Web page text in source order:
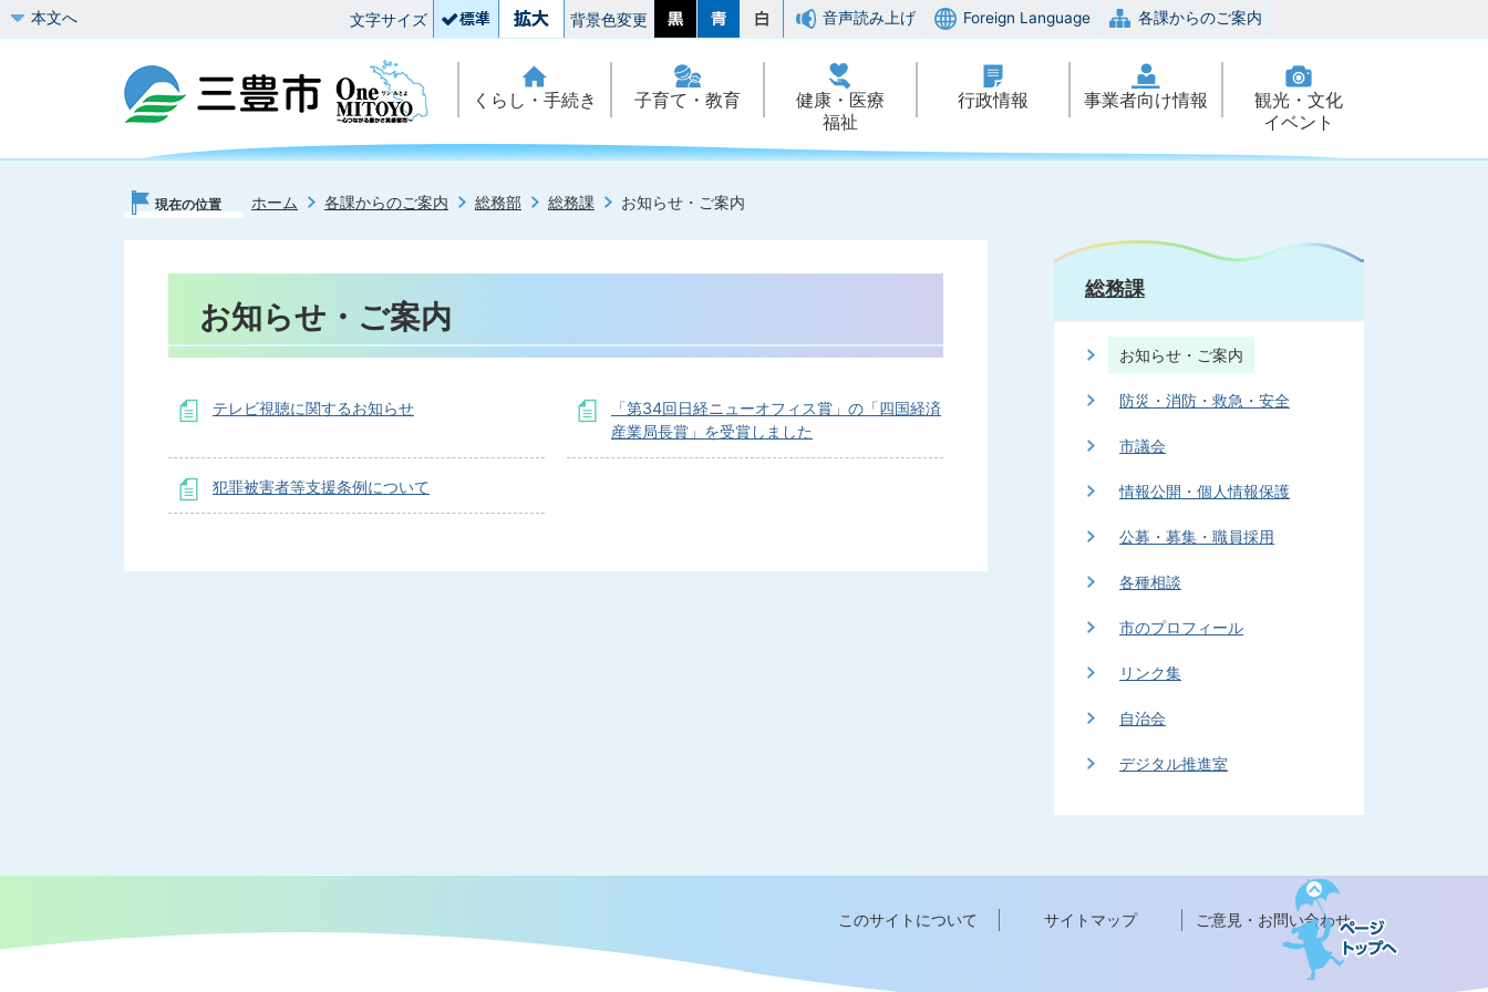
本文へ 文字サイズ 背景色変更 音声読み上げ Foreign Language 各課からのご案内
くらし・手続き 子育て・教育
健康・医療
福祉
行政情報 事業者向け情報
観光・文化
イベント
現在の位置 ホーム 各課からのご案内 総務部 総務課 お知らせ・ご案内
お知らせ・ご案内
テレビ視聴に関するお知らせ
「第34回日経ニューオフィス賞」の「四国経済
産業局長賞」を受賞しました
犯罪被害者等支援条例について
総務課
お知らせ・ご案内
防災・消防・救急・安全
市議会
情報公開・個人情報保護
公募・募集・職員採用
各種相談
市のプロフィール
リンク集
自治会
デジタル推進室
ペ
ー
ジ
このサイトについて サイトマップ ご意見・お問い合わせ